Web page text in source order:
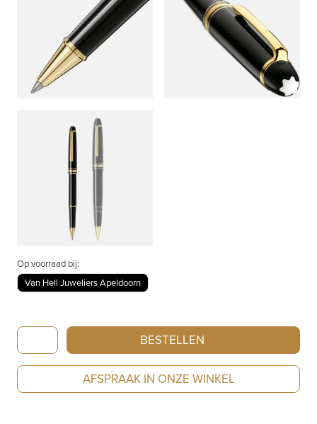
Op voorraad bij:
Van Hell Juweliers Apeldoorn
Montblanc
Meisterstück
Gold-
Coated
BESTELLEN
AFSPRAAK IN ONZE WINKEL